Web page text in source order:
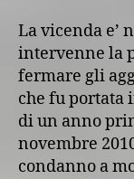
La vicenda e’
intervenne la
fermare gli
che fu portata
di un anno
novembre
condanno a